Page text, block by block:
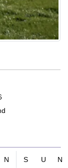
N S U N